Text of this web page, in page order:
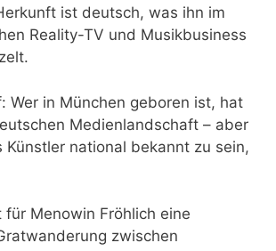
ist deutsch, was ihn im
Reality-TV und Musikbusiness
Wer in München geboren ist, hat
Medienlandschaft – aber
Künstler national bekannt zu sein,
Menowin Fröhlich eine
zwischen